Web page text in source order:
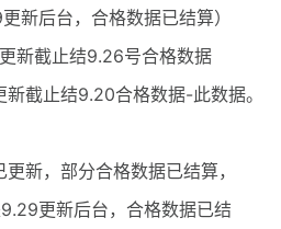
新后台，合格数据已结算）
新截止结9.26号合格数据
截止结9.20合格数据-此数据。
新，部分合格数据已结算，
更新后台，合格数据已结